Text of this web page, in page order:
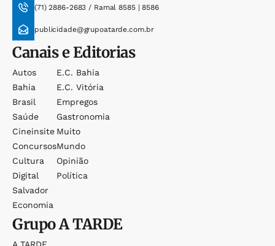
(71) 2886-2683 / Ramal 8585 | 8586
publicidade@grupoatarde.com.br
Canais e Editorias
Autos
Bahia
Brasil
Saúde
Cineinsite
Concursos
Cultura
Digital
Salvador
Economia
E.c. Bahia
E.c. Vitória
Empregos
Gastronomia
Muito
Mundo
Opinião
Política
GrupoA TARDE